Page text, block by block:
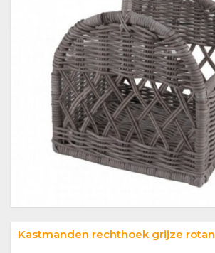
Kastmanden rechthoek grijze rotan